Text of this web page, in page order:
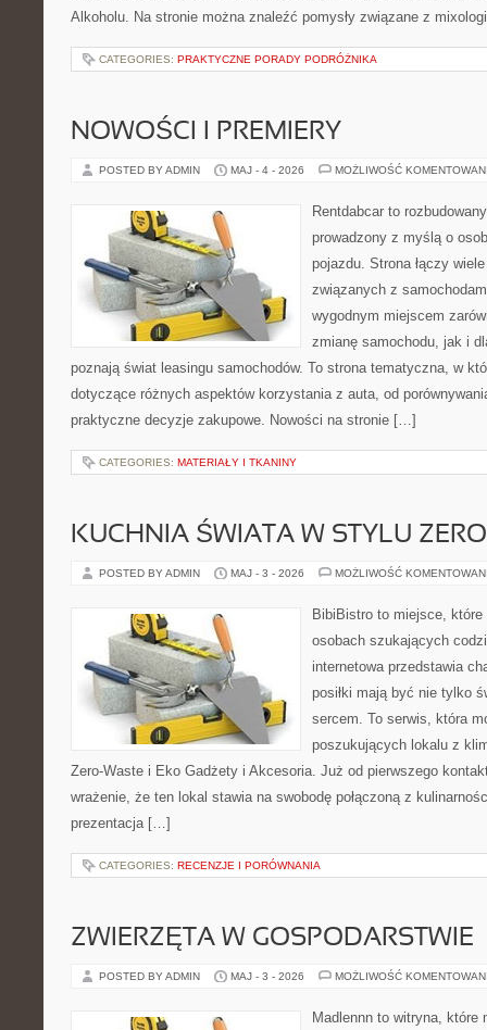
Alkoholu. Na stronie można znaleźć pomysły związane z
CATEGORIES: PRAKTYCZNE PORADY PODRÓŻNIKA
NOWOŚCI I PREMIERY
POSTED BY ADMIN MAJ - 4 - 2026 MOŻLIWOŚĆ
Rentdabcar to
prowadzony z myślą o
pojazdu. Strona łączy
związanych z
wygodnym miejscem
zmianę samochodu, jak i
poznają świat leasingu samochodów. To strona tematyczna, w
dotyczące różnych aspektów korzystania z auta, od
praktyczne decyzje zakupowe. Nowości na stronie […]
CATEGORIES: MATERIAŁY I TKANINY
KUCHNIA ŚWIATA W STYLU
POSTED BY ADMIN MAJ - 3 - 2026 MOŻLIWOŚĆ
BibiBistro to miejsce,
osobach szukających
internetowa przedstawia
posiłki mają być nie tylko
sercem. To serwis, która
poszukujących lokalu z
Zero-Waste i Eko Gadżety i Akcesoria. Już od pierwszego
wrażenie, że ten lokal stawia na swobodę połączoną z
prezentacja […]
CATEGORIES: RECENZJE I PORÓWNANIA
ZWIERZĘTA W GOSPODARSTWIE
POSTED BY ADMIN MAJ - 3 - 2026 MOŻLIWOŚĆ
Madlennn to witryna, które